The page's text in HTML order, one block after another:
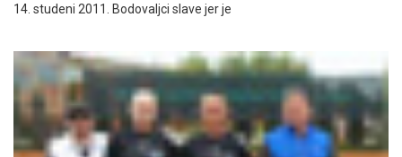
14. studeni 2011. Bodovaljci slave jer je